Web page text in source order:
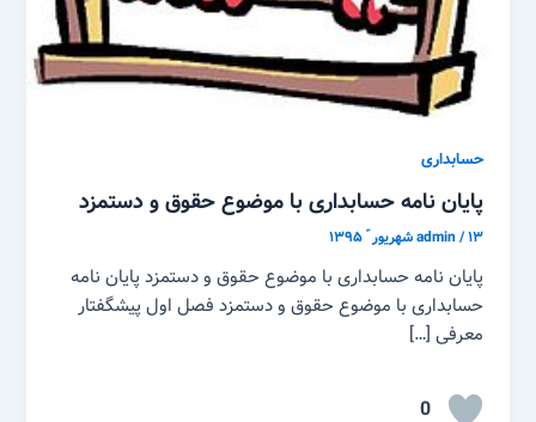
حسابداری
پایان نامه حسابداری با موضوع حقوق و دستمزد
admin/۱۳ شهریور ّ ۱۳۹۵
پایان نامه حسابداری با موضوع حقوق و دستمزد پایان نامه
حسابداری با موضوع حقوق و دستمزد فصل اول پیشگفتار
معرفی […]
0